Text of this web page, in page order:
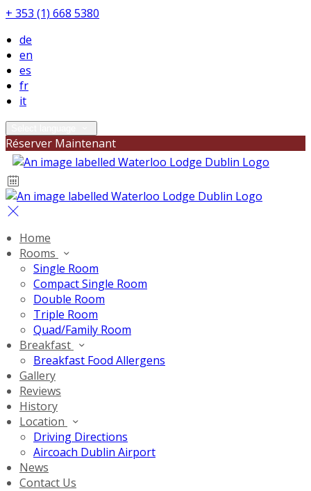
+ 353 (1) 668 5380
de
en
es
fr
it
Réserver Maintenant
Home
Rooms
Single Room
Compact Single Room
Double Room
Triple Room
Quad/Family Room
Breakfast
Breakfast Food Allergens
Gallery
Reviews
History
Location
Driving Directions
Aircoach Dublin Airport
News
Contact Us